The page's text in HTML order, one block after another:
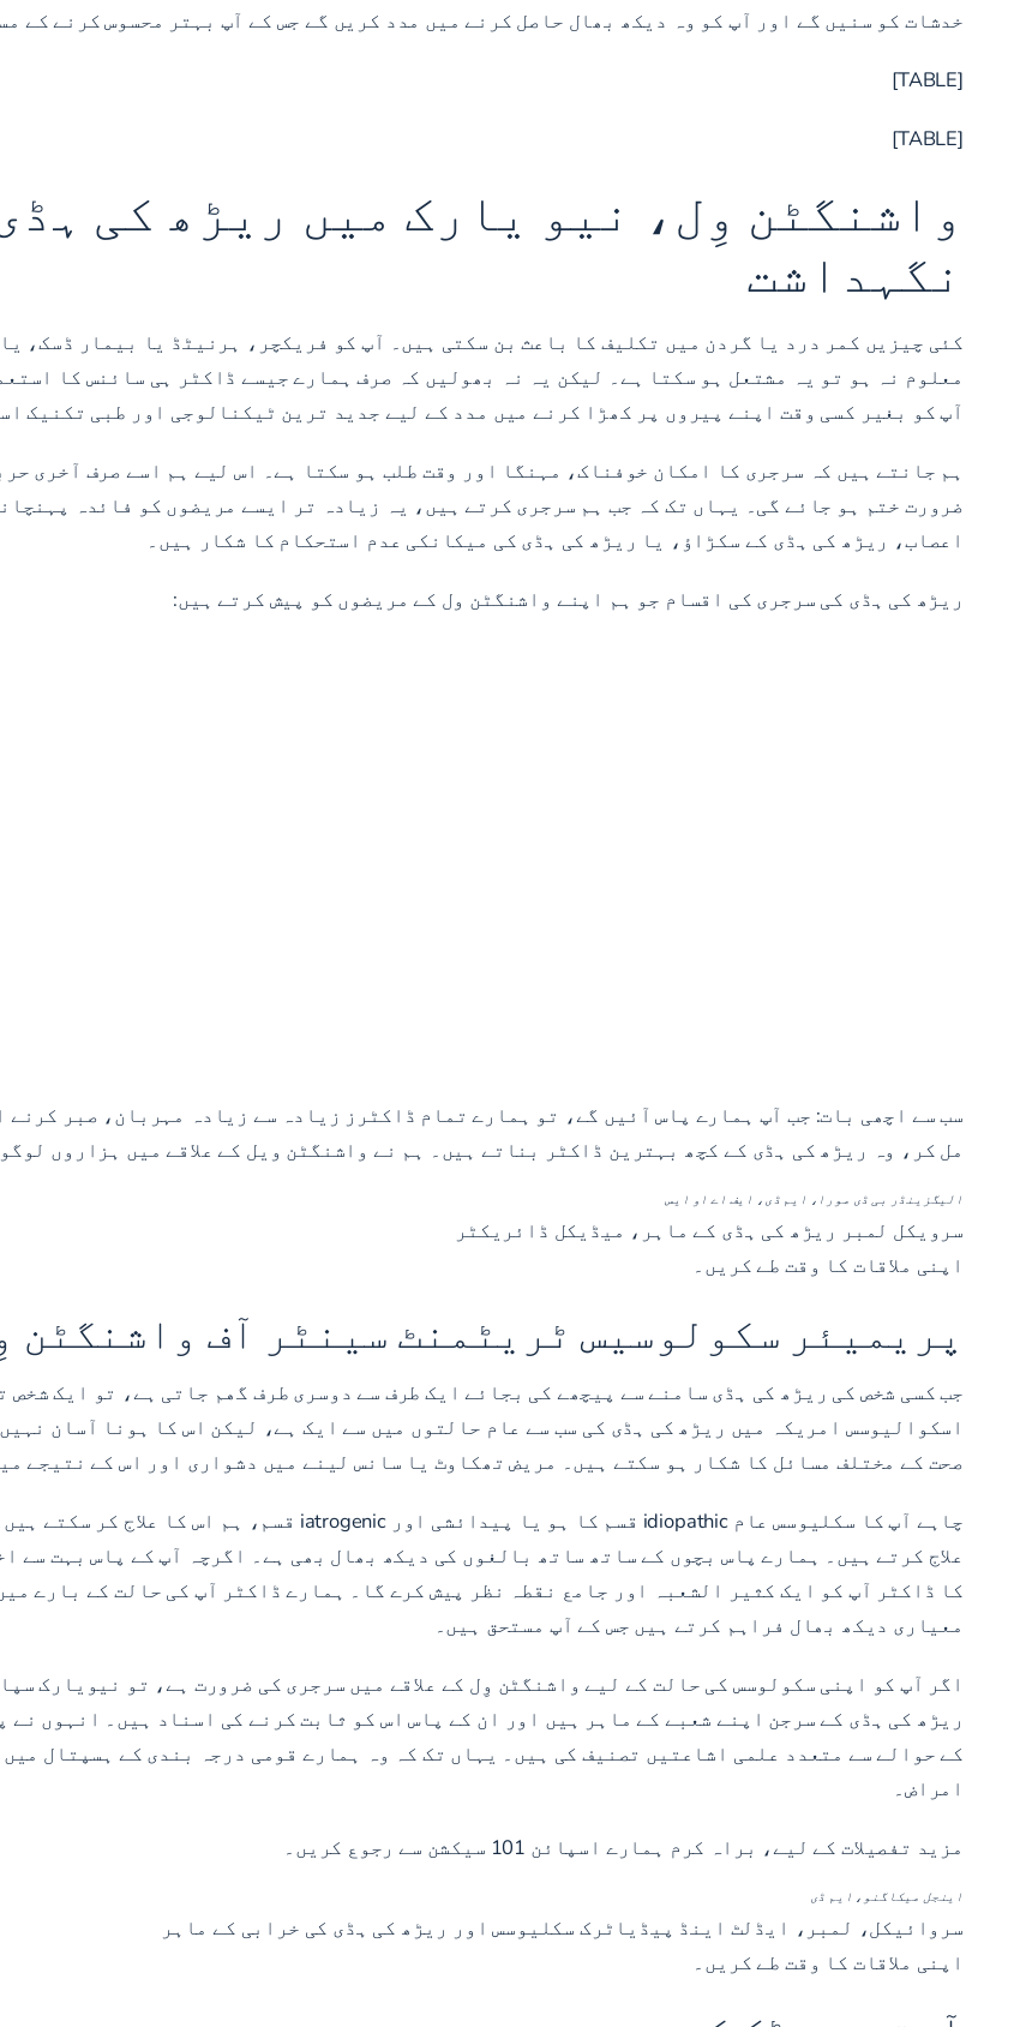
خدشات کو سنیں گے اور آپ کو وہ دیکھ بھال حاصل کرنے میں مدد کریں گے جس کے آپ بہتر محسوس کرنے کے
[TABLE]
[TABLE]
واشنگٹن وِل، نیو یارک میں ریڑھ کی
نگہداشت
کئی چیزیں کمر درد یا گردن میں تکلیف کا باعث بن سکتی ہیں۔ آپ کو فریکچر، ہرنیٹڈ یا بیمار ڈسک،
معلوم نہ ہو تو یہ مشتعل ہو سکتا ہے۔ لیکن یہ نہ بھولیں کہ صرف ہمارے جیسے ڈاکٹر ہی سائنس کا
آپ کو بغیر کسی وقت اپنے پیروں پر کھڑا کرنے میں مدد کے لیے جدید ترین ٹیکنالوجی اور طبی تکنیک
ہم جانتے ہیں کہ سرجری کا امکان خوفناک، مہنگا اور وقت طلب ہو سکتا ہے۔ اس لیے ہم اسے صرف آخری
ضرورت ختم ہو جائے گی۔ یہاں تک کہ جب ہم سرجری کرتے ہیں، یہ زیادہ تر ایسے مریضوں کو فائدہ
اعصاب، ریڑھ کی ہڈی کے سکڑاؤ، یا ریڑھ کی ہڈی کی میکانکی عدم استحکام کا شکار ہیں۔
ریڑھ کی ہڈی کی سرجری کی اقسام جو ہم اپنے واشنگٹن ول کے مریضوں کو پیش کرتے ہیں:
سب سے اچھی بات: جب آپ ہمارے پاس آئیں گے، تو ہمارے تمام ڈاکٹرز زیادہ سے زیادہ مہربان، صبر
مل کر، وہ ریڑھ کی ہڈی کے کچھ بہترین ڈاکٹر بناتے ہیں۔ ہم نے واشنگٹن ویل کے علاقے میں ہزاروں
الیگزینڈر بی ڈی مورا، ایم ڈی، ایف اے او ایس
سرویکل لمبر ریڑھ کی ہڈی کے ماہر، میڈیکل ڈائریکٹر
اپنی ملاقات کا وقت طے کریں۔
پریمیئر سکولوسیس ٹریٹمنٹ سینٹر آف واشنگٹن
جب کسی شخص کی ریڑھ کی ہڈی سامنے سے پیچھے کی بجائے ایک طرف سے دوسری طرف گھم جاتی ہے، تو ایک
اسکوالیوسس امریکہ میں ریڑھ کی ہڈی کی سب سے عام حالتوں میں سے ایک ہے، لیکن اس کا ہونا آسان
صحت کے مختلف مسائل کا شکار ہو سکتے ہیں۔ مریض تھکاوٹ یا سانس لینے میں دشواری اور اس کے نتیجے
علاج کرتے ہیں۔ ہمارے پاس بچوں کے ساتھ ساتھ بالغوں کی دیکھ بھال بھی ہے۔ اگرچہ آپ کے پاس بہت
کا ڈاکٹر آپ کو ایک کثیر الشعبہ اور جامع نقطہ نظر پیش کرے گا۔ ہمارے ڈاکٹر آپ کی حالت کے بارے
معیاری دیکھ بھال فراہم کرتے ہیں جس کے آپ مستحق ہیں۔
اگر آپ کو اپنی سکولوسس کی حالت کے لیے واشنگٹن وِل کے علاقے میں سرجری کی ضرورت ہے، تو نیویارک
ریڑھ کی ہڈی کے سرجن اپنے شعبے کے ماہر ہیں اور ان کے پاس اس کو ثابت کرنے کی اسناد ہیں۔ انہوں
امراض۔
مزید تفصیلات کے لیے، براہ کرم ہمارے اسپائن 101 سیکشن سے رجوع کریں۔
اینجل میکاگنو، ایم ڈی
سروائیکل، لمبر، ایڈلٹ اینڈ پیڈیاٹرک سکلیوسس اور ریڑھ کی ہڈی کی خرابی کے ماہر
اپنی ملاقات کا وقت طے کریں۔